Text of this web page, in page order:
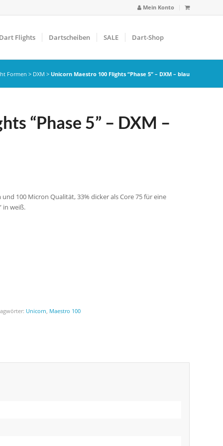
Mein Konto
Flights Dartscheiben SALE Dart-Shop
Formen > DXM > Unicorn Maestro 100 Flights “Phase 5” – DXM – blau
“Phase 5” – DXM –
100 Micron Qualität, 33% dicker als Core 75 für eine
in weiß.
Unicorn Maestro 100